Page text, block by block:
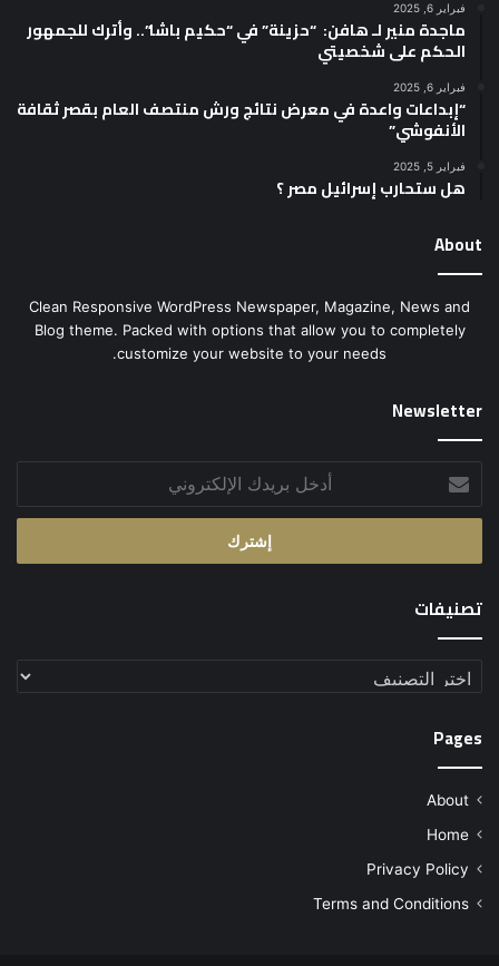
فبراير 6, 2025
ماجدة منير لـ هافن: “حزينة” في “حكيم باشا”.. وأترك للجمهور
الحكم على شخصيتي
فبراير 6, 2025
“إبداعات واعدة في معرض نتائج ورش منتصف العام بقصر ثقافة
الأنفوشي”
فبراير 5, 2025
هل ستحارب إسرائيل مصر ؟
About
Clean Responsive WordPress Newspaper, Magazine, News and
Blog theme. Packed with options that allow you to completely
customize your website to your needs.
Newsletter
بريدك
الإلكتروني
تصنيفات
تصنيفات
Pages
About
Home
Privacy Policy
Terms and Conditions